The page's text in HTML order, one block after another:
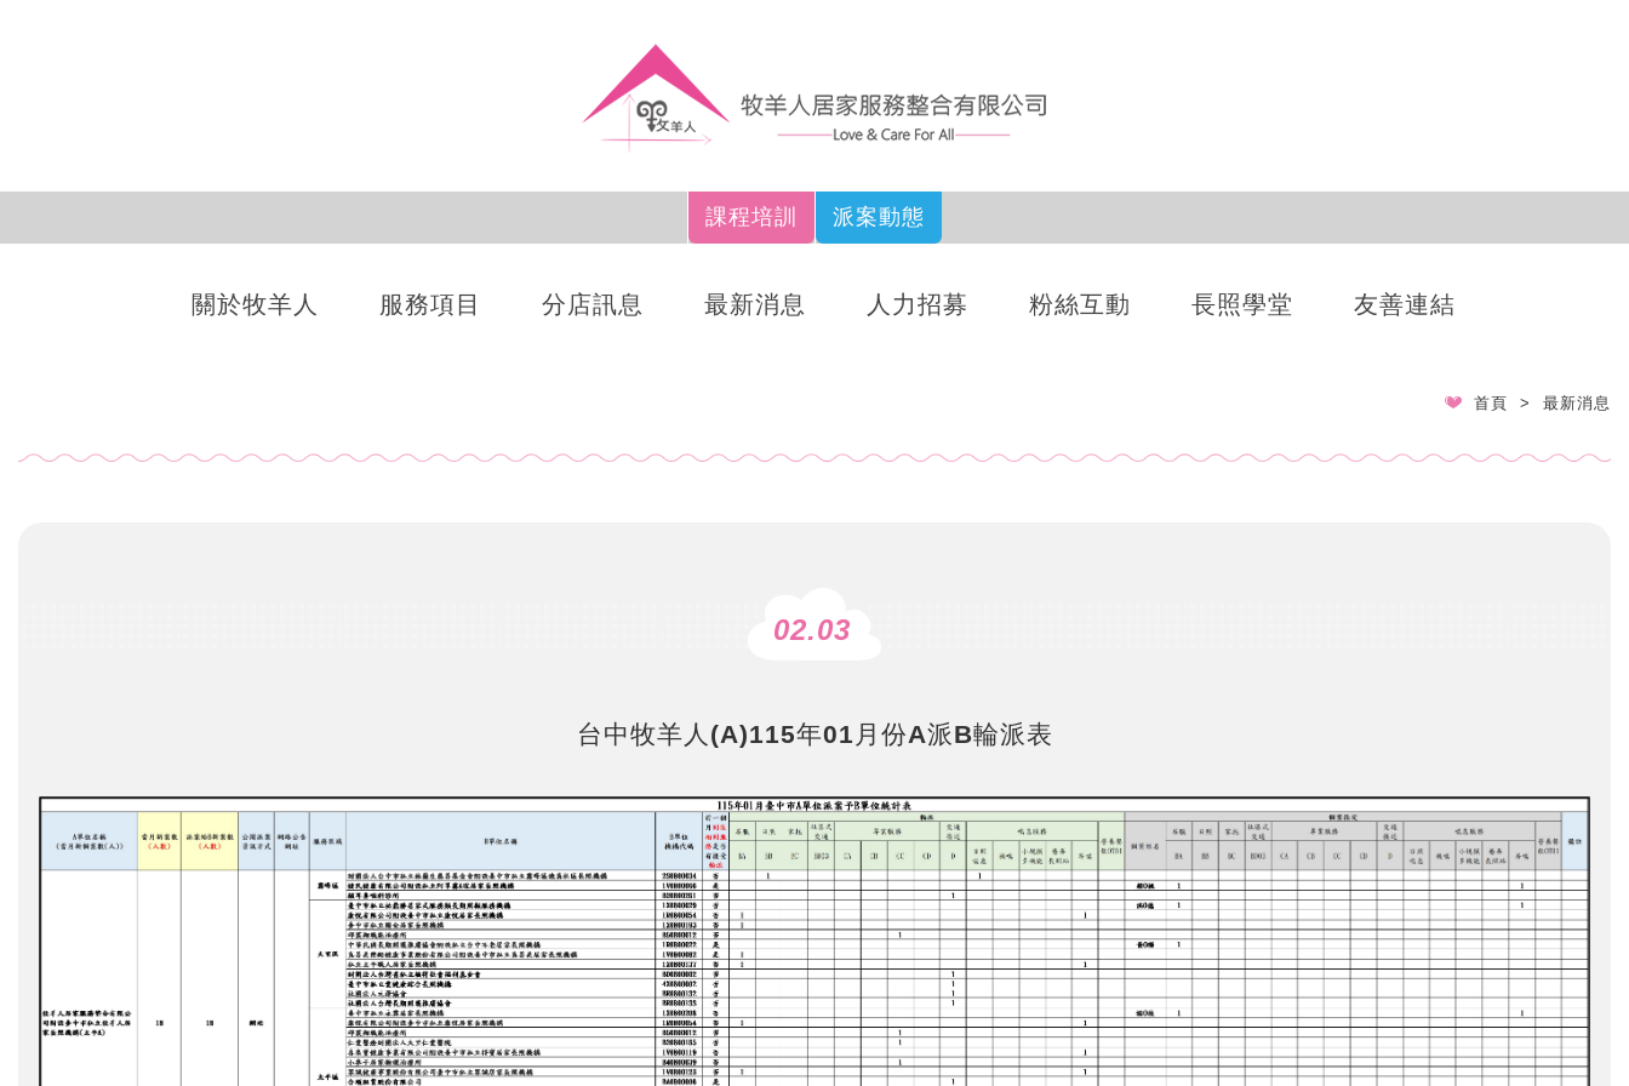
課程培訓 派案動態
關於牧羊人 服務項目 分店訊息 最新消息 人力招募 粉絲互動 長照學堂 友善連結
首頁 最新消息
02.03
台中牧羊人(A)115年01月份A派B輪派表